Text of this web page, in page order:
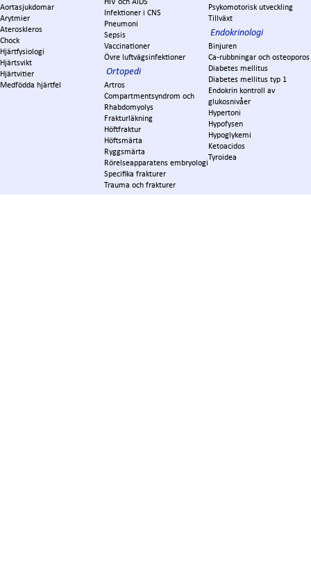
Aortasjukdomar
Arytmier
Ateroskleros
Chock
Hjärtfysiologi
Hjärtsvikt
Hjärtvitier
Medfödda hjärtfel
HIV och AIDS
Infektioner i CNS
Pneumoni
Sepsis
Vaccinationer
Övre luftvägsinfektioner
Ortopedi
Artros
Compartmentsyndrom och
Rhabdomyolys
Frakturläkning
Höftfraktur
Höftsmärta
Ryggsmärta
Rörelseapparatens embryologi
Specifika frakturer
Trauma och frakturer
Psykomotorisk utveckling
Tillväxt
Endokrinologi
Binjuren
Ca-rubbningar och osteoporos
Diabetes mellitus
Diabetes mellitus typ 1
Endokrin kontroll av
glukosnivåer
Hypertoni
Hypofysen
Hypoglykemi
Ketoacidos
Tyroidea